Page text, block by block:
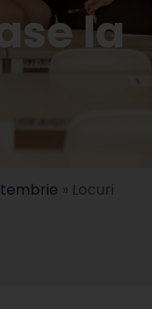
la
» Locuri